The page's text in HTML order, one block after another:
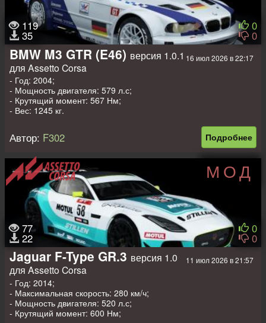
119
35
0
0
16 июл 2026 в 22:17
BMW M3 GTR (E46) версия 1.0.1
для Assetto Corsa
- Год: 2004;
- Мощность двигателя: 579 л.с;
- Крутящий момент: 567 Нм;
- Вес: 1245 кг.
Подробнее
Автор: F302
МОД
77
22
0
0
11 июл 2026 в 21:57
Jaguar F-Type GR.3 версия 1.0
для Assetto Corsa
- Год: 2014;
- Максимальная скорость: 280 км/ч;
- Мощность двигателя: 520 л.с;
- Крутящий момент: 600 Нм;